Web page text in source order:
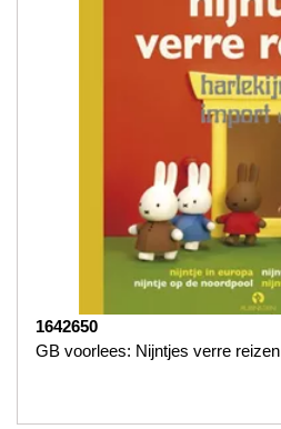
1642650
GB voorlees: Nijntjes verre reizen